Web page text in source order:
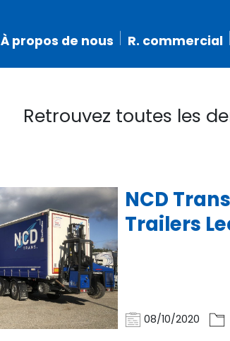
À propos de nous R. commercial
Retrouvez toutes les
NCD
Trailers
08/10/2020